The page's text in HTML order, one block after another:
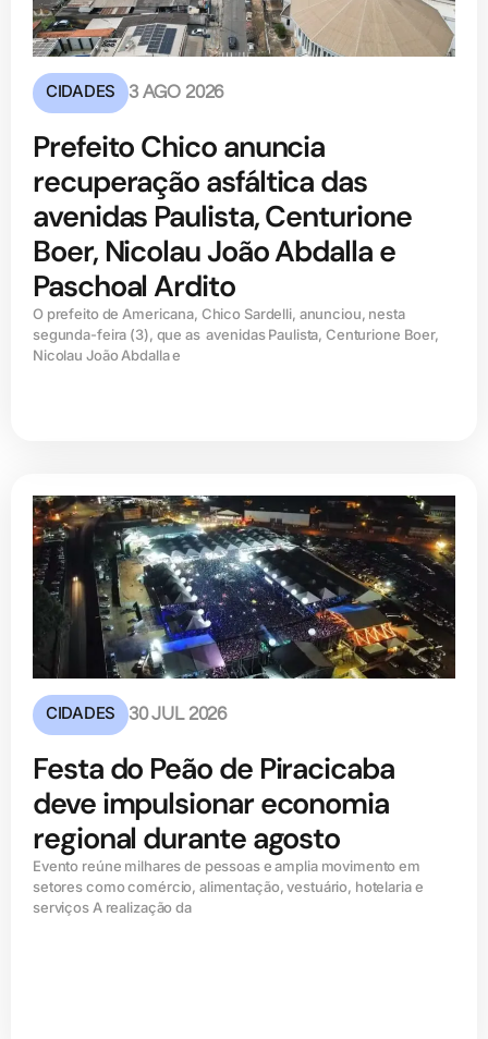
CIDADES 3 AGO 2026
Prefeito Chico anuncia
recuperação asfáltica das
avenidas Paulista, Centurione
Boer, Nicolau João Abdalla e
Paschoal Ardito
O prefeito de Americana, Chico Sardelli, anunciou, nesta
segunda-feira (3), que as avenidas Paulista, Centurione Boer,
Nicolau João Abdalla e
CIDADES 30 JUL 2026
Festa do Peão de Piracicaba
deve impulsionar economia
regional durante agosto
Evento reúne milhares de pessoas e amplia movimento em
setores como comércio, alimentação, vestuário, hotelaria e
serviços A realização da